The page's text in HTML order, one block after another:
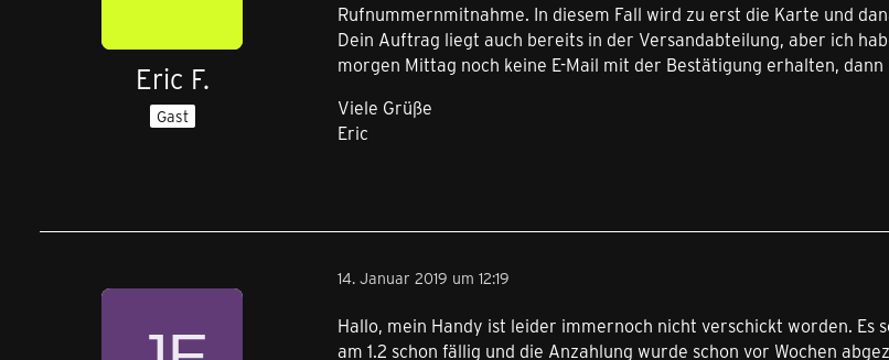
Eric F.
Gast
Rufnummernmitnahme. In diesem Fall wird zu erst die Karte und
Dein Auftrag liegt auch bereits in der Versandabteilung, aber ich
morgen Mittag noch keine E-Mail mit der Bestätigung erhalten,
Viele Grüße
Eric
14. Januar 2019 um 12:19
Hallo, mein Handy ist leider immernoch nicht verschickt worden. Es
am 1.2 schon fällig und die Anzahlung wurde schon vor Wochen